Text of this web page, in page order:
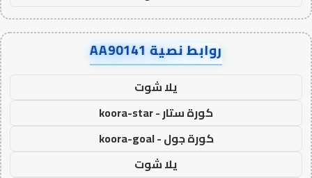
روابط نصية AA90141
يلا شوت
كورة ستار - koora-star
كورة جول - koora-goal
يلا شوت